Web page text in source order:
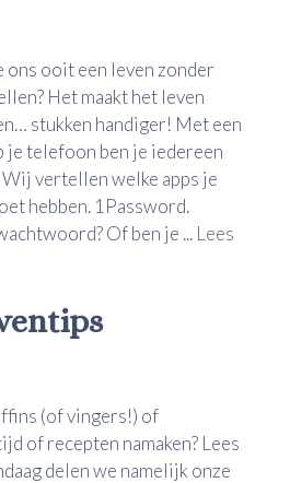
ons ooit een leven zonder
Het maakt het leven
stukken handiger! Met een
je telefoon ben je iedereen
vertellen welke apps je
hebben. 1Password.
Of ben je ... Lees
(of vingers!) of
of recepten namaken? Lees
delen we namelijk onze